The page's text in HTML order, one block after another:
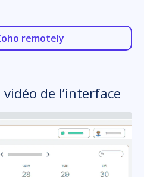
remotely
de l’interface